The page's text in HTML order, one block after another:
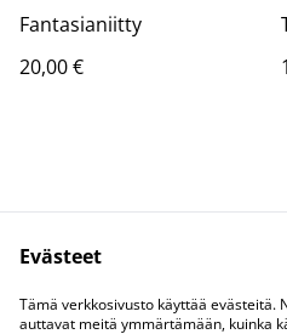
Fantasianiitty
20,00 €
Kysy Coralta
Tietosuoja
Evästeet
Tämä verkkosivusto käyttää evästeitä.
auttavat meitä ymmärtämään, kuinka